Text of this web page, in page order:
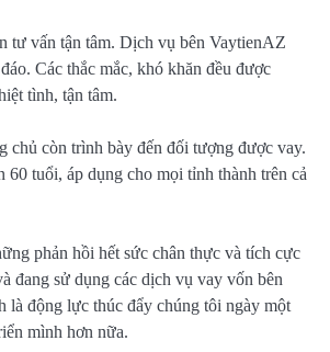
tư vấn tận tâm. Dịch vụ bên VaytienAZ
Các thắc mắc, khó khăn đều được
tình, tận tâm.
chủ còn trình bày đến đối tượng được vay.
60 tuổi, áp dụng cho mọi tỉnh thành trên cả
phản hồi hết sức chân thực và tích cực
đang sử dụng các dịch vụ vay vốn bên
là động lực thúc đẩy chúng tôi ngày một
mình hơn nữa.